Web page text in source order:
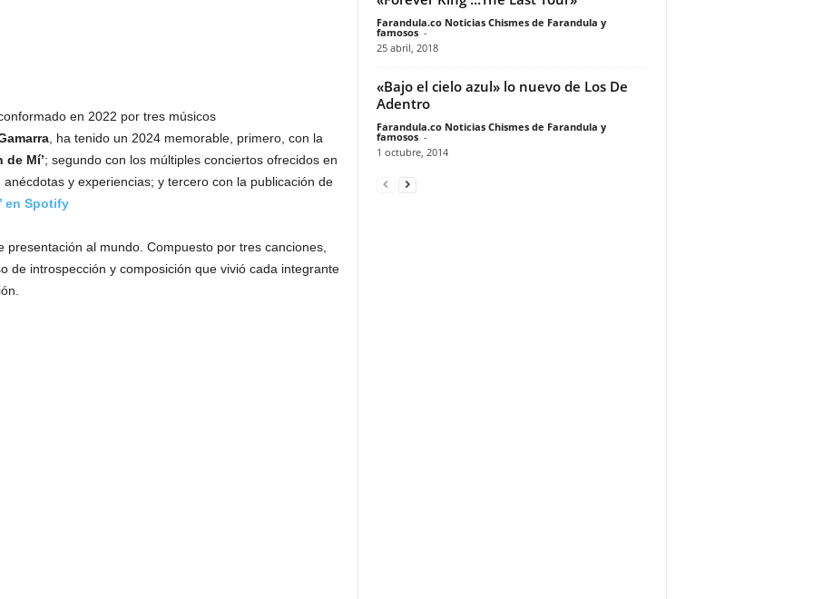
en 2022 por tres músicos
, ha tenido un 2024 memorable, primero, con la
de Mí’; segundo con los múltiples conciertos ofrecidos en
y experiencias; y tercero con la publicación de
en Spotify
al mundo. Compuesto por tres canciones,
de introspección y composición que vivió cada integrante
Farandula.co Noticias Chismes de Farandula y
famosos -
25 abril, 2018
«Bajo el cielo azul» lo nuevo de Los De
Adentro
Farandula.co Noticias Chismes de Farandula y
famosos -
1 octubre, 2014